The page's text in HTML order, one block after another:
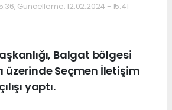
Güncelleme: 12.02.2024 - 15:41
Balgat bölgesi
üzerinde Seçmen İletişim
yaptı.